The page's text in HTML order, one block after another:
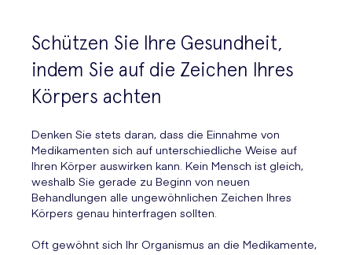
Schützen Sie Ihre Gesundheit,
indem Sie auf die Zeichen Ihres
Körpers achten
Denken Sie stets daran, dass die Einnahme von
Medikamenten sich auf unterschiedliche Weise auf
Ihren Körper auswirken kann. Kein Mensch ist gleich,
weshalb Sie gerade zu Beginn von neuen
Behandlungen alle ungewöhnlichen Zeichen Ihres
Körpers genau hinterfragen sollten.
Oft gewöhnt sich Ihr Organismus an die Medikamente,